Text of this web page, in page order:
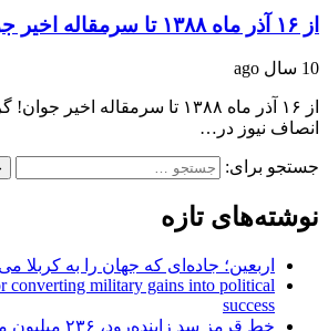
از ۱۶ آذر ماه ۱۳۸۸ تا سرمقاله اخیر جوان!
10 سال ago
از ۱۶ آذر ماه ۱۳۸۸ تا سرمقاله
انصاف نیوز در…
جستجو برای:
نوشته‌های تازه
اربعین؛ جاده‌ای که جهان را به کربلا
converting military gains into political
success
خط قرمز سد زاینده‌رود، ۲۳۶ میلیون مترمکعب است